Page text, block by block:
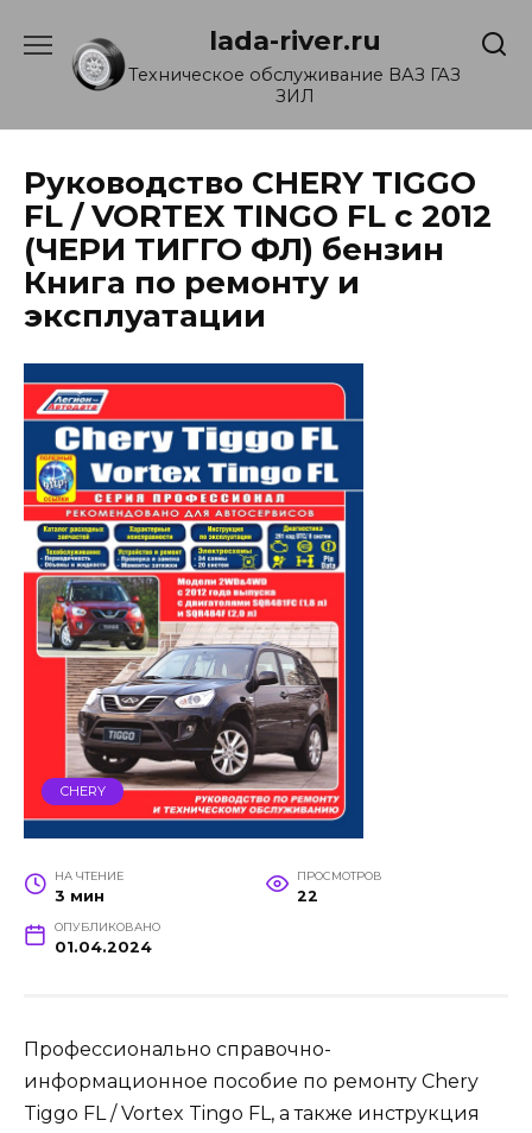
содержанию
lada-river.ru
Техническое обслуживание ВАЗ ГАЗ
ЗИЛ
Руководство CHERY TIGGO
FL / VORTEX TINGO FL с 2012
(ЧЕРИ ТИГГО ФЛ) бензин
Книга по ремонту и
эксплуатации
CHERY
НА ЧТЕНИЕ
3 мин
ПРОСМОТРОВ
22
ОПУБЛИКОВАНО
01.04.2024
Профессионально справочно-
информационное пособие по ремонту Chery
Tiggo FL / Vortex Tingo FL, а также инструкция